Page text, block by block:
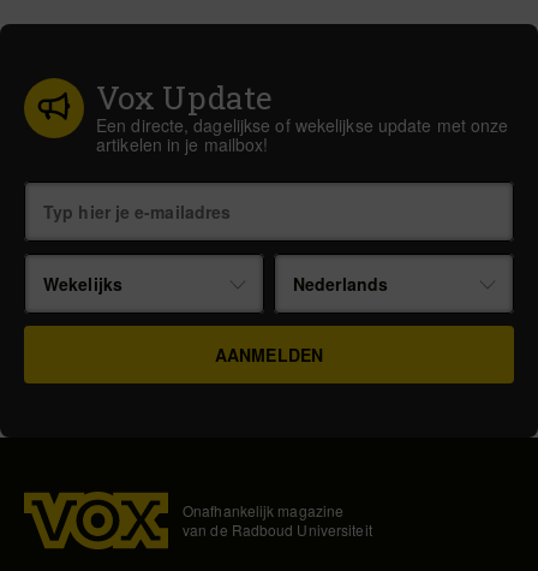
Vox Update
Een directe, dagelijkse of wekelijkse update met onze
artikelen in je mailbox!
Wekelijks Nederlands
Onafhankelijk magazine
van de Radboud Universiteit